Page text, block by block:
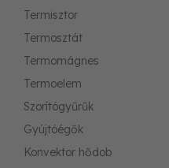
Termisztor
Termosztát
Termomágnes
Termoelem
Szorítógyűrűk
Gyújtóégők
Konvektor hődob